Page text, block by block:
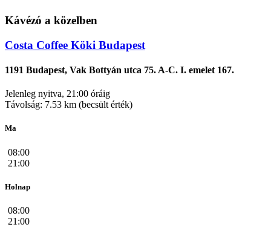
Kávézó a közelben
Costa Coffee Köki Budapest
1191 Budapest, Vak Bottyán utca 75. A-C. I. emelet 167.
Jelenleg nyitva, 21:00 óráig
Távolság: 7.53 km (becsült érték)
Ma
08:00
21:00
Holnap
08:00
21:00